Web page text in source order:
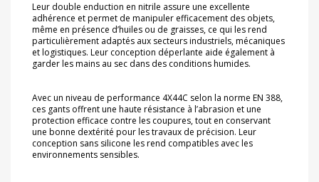
Leur double enduction en nitrile assure une excellente
adhérence et permet de manipuler efficacement des objets,
même en présence d’huiles ou de graisses, ce qui les rend
particulièrement adaptés aux secteurs industriels, mécaniques
et logistiques. Leur conception déperlante aide également à
garder les mains au sec dans des conditions humides.
Avec un niveau de performance 4X44C selon la norme EN 388,
ces gants offrent une haute résistance à l’abrasion et une
protection efficace contre les coupures, tout en conservant
une bonne dextérité pour les travaux de précision. Leur
conception sans silicone les rend compatibles avec les
environnements sensibles.